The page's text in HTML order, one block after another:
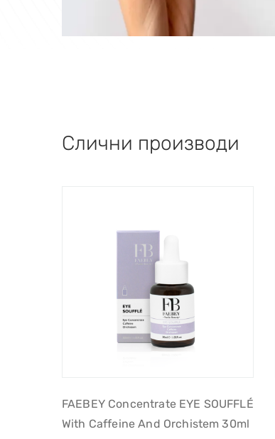
Слични производи
FAEBEY Concentrate EYE SOUFFLÉ
With Caffeine And Orchistem 30ml